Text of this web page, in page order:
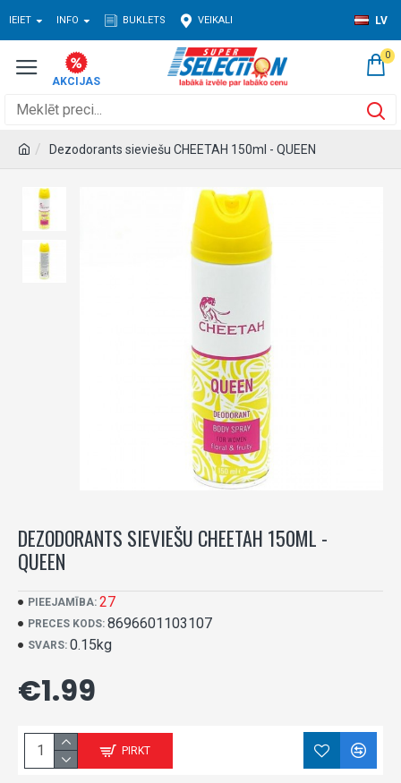
IEIET INFO BUKLETS VEIKALI LV
0
Dezodorants sieviešu CHEETAH 150ml - QUEEN
DEZODORANTS SIEVIEŠU CHEETAH 150ML -
QUEEN
PIEEJAMĪBA: 27
PRECES KODS: 8696601103107
SVARS: 0.15kg
€1.99
PIRKT